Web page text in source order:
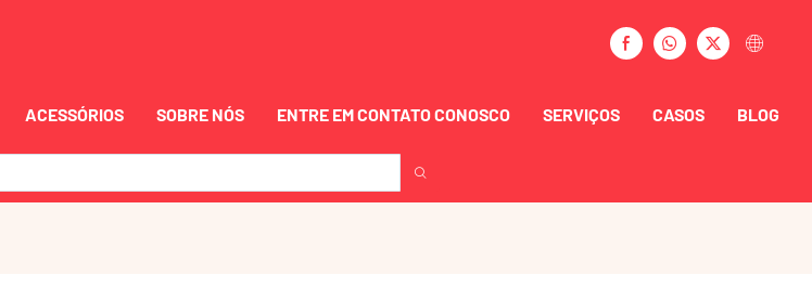
ACESSÓRIOS SOBRE NÓS ENTRE EM CONTATO CONOSCO SERVIÇOS CASOS BLOG